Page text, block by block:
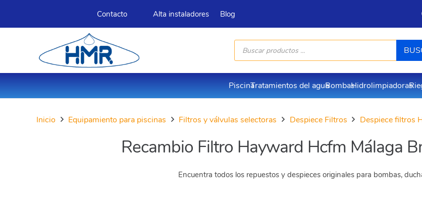
Contacto Alta instaladores Blog
Búsqueda
productos
PiscinaTratamientos del aguaBombasHidrolimpiadoras
Inicio Equipamiento para piscinas Filtros y válvulas selectoras Despiece Filtros Despiece filtros
Recambio Filtro Hayward Hcfm Málaga
Encuentra todos los repuestos y despieces originales para bombas,